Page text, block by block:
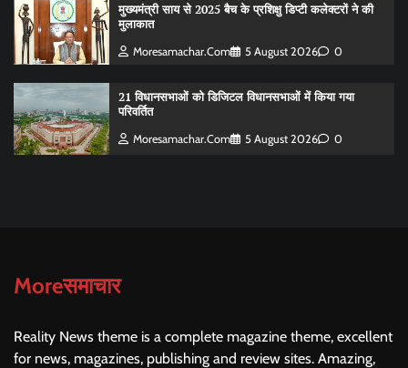
मुख्यमंत्री साय से 2025 बैच के प्रशिक्षु डिप्टी कलेक्टरों ने की
मुलाकात
Moresamachar.com 5 August 2026 0
21 विधानसभाओं को डिजिटल विधानसभाओं में किया गया
परिवर्तित
Moresamachar.com 5 August 2026 0
Moreसमाचार
Reality News theme is a complete magazine theme, excellent
for news, magazines, publishing and review sites. Amazing,